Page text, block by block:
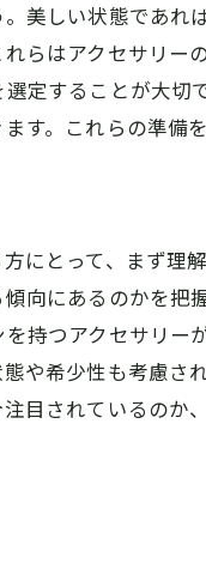
アクセサリ
上手なアク
季節による
橿原市でアクセ
詐欺業者に
買取依頼時
見積もりを
買取拒否さ
美しい状態であ
らはアクセサリ
定することが大
す。これらの準備
にとって、まず
向にあるのかを把
持つアクセサリ
や希少性も考慮
目されているのか